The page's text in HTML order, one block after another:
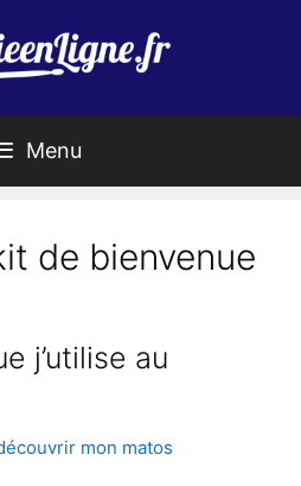
Menu
de bienvenue
j’utilise au
mon matos